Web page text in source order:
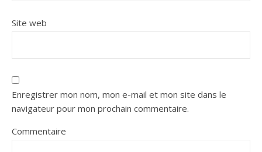
Site web
Enregistrer mon nom, mon e-mail et mon site dans le
navigateur pour mon prochain commentaire.
Commentaire